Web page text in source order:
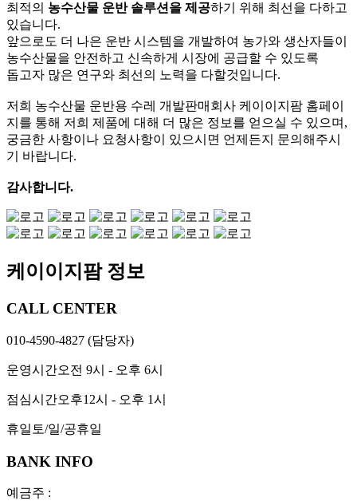
최적의 농수산물 운반 솔루션을 제공하기 위해 최선을 다하고
있습니다.
앞으로도 더 나은 운반 시스템을 개발하여 농가와 생산자들이
농수산물을 안전하고 신속하게 시장에 공급할 수 있도록
돕고자 많은 연구와 최선의 노력을 다할것입니다.
저희 농수산물 운반용 수레 개발판매회사 케이이지팜 홈페이
지를 통해 저희 제품에 대해 더 많은 정보를 얻으실 수 있으며,
궁금한 사항이나 요청사항이 있으시면 언제든지 문의해주시
기 바랍니다.
감사합니다.
케이이지팜 정보
CALL CENTER
010-4590-4827 (담당자)
운영시간오전 9시 - 오후 6시
점심시간오후12시 - 오후 1시
휴일 토/일/공휴일
BANK INFO
예금주 :